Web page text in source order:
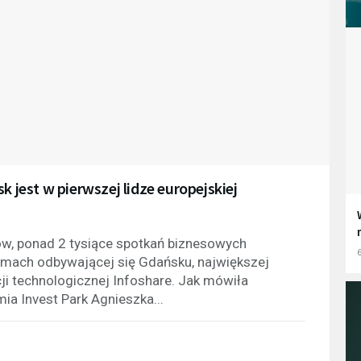
jest w pierwszej lidze europejskiej
ponad 2 tysiące spotkań biznesowych
odbywającej się Gdańsku, największej
technologicznej Infoshare. Jak mówiła
Invest Park Agnieszka...